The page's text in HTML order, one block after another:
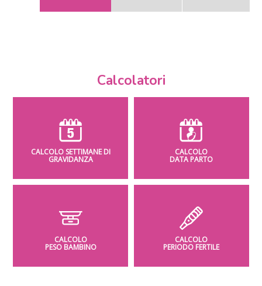
Calcolatori
CALCOLO SETTIMANE DI
GRAVIDANZA
CALCOLO
DATA PARTO
CALCOLO
PESO BAMBINO
CALCOLO
PERIODO FERTILE